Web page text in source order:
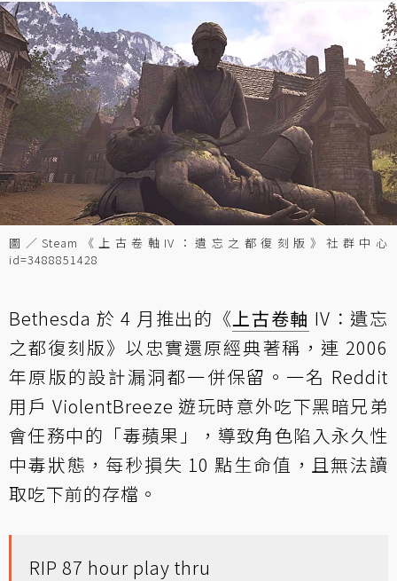
圖／Steam《上古卷軸IV：遺忘之都復刻版》社群中心
id=3488851428
Bethesda 於 4 月推出的《上古卷軸 IV：遺忘
之都復刻版》以忠實還原經典著稱，連 2006
年原版的設計漏洞都一併保留。一名 Reddit
用戶 ViolentBreeze 遊玩時意外吃下黑暗兄弟
會任務中的「毒蘋果」，導致角色陷入永久性
中毒狀態，每秒損失 10 點生命值，且無法讀
取吃下前的存檔。
RIP 87 hour play thru